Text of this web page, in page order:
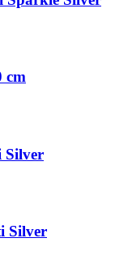
cm
Silver
Silver